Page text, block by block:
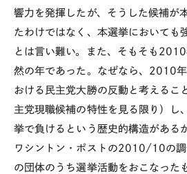
響力を発揮したが、そうした候補が
たわけではなく、本選挙においても
とは言い難い。また、そもそも
然の年であった。なぜなら、2010
おける民主党大勝の反動と考えるこ
主党現職候補の特性を見る限り）し
挙で負けるという歴史的構造がある
ワシントン・ポストの2010/10の
の団体のうち選挙活動をおこなった